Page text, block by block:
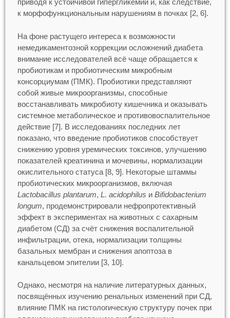
приводя к устойчивой гипергликемии и, как следствие,
к морфофункциональным нарушениям в почках [2, 6].
На фоне растущего интереса к возможности
немедикаментозной коррекции осложнений диабета
внимание исследователей всё чаще обращается к
пробиотикам и пробиотическим микробным
консорциумам (ПМК). Пробиотики представляют
собой живые микроорганизмы, способные
восстанавливать микробиоту кишечника и оказывать
системное метаболическое и противовоспалительное
действие [7]. В исследованиях последних лет
показано, что введение пробиотиков способствует
снижению уровня уремических токсинов, улучшению
показателей креатинина и мочевины, нормализации
окислительного статуса [8, 9]. Некоторые штаммы
пробиотических микроорганизмов, включая
Lactobacillus plantarum, L. acidophilus и Bifidobacterium
longum, продемонстрировали нефропротективный
эффект в экспериментах на животных с сахарным
диабетом (СД) за счёт снижения воспалительной
инфильтрации, отека, нормализации толщины
базальных мембран и снижения апоптоза в
канальцевом эпителии [3, 10].
Однако, несмотря на наличие литературных данных,
посвящённых изучению ренальных изменений при СД,
влияние ПМК на гистологическую структуру почек при